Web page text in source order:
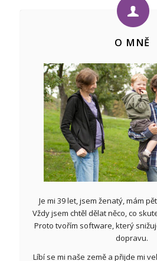
O MNĚ
Je mi 39 let, jsem ženatý, mám
Vždy jsem chtěl dělat něco, co
Proto tvořím software, který
dopravu.
Líbí se mi naše země a přijde mi